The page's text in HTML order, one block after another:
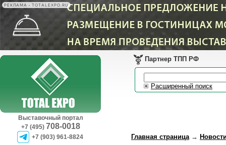
РЕКЛАМА • TOTALEXPO.RU
Выставочный портал
+7 (495) 708-0018
+7 (903) 961-8824
Партнер ТПП РФ
Расширенный поиск
Главная страница→